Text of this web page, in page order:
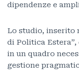
dipendenze e
Lo studio, inserito
di Politica Estera”,
in un quadro
gestione